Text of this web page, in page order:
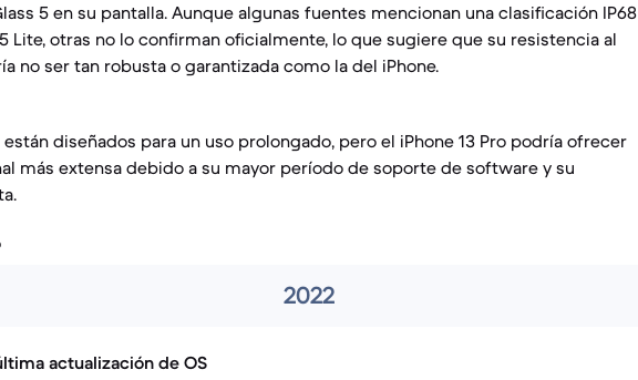
5 en su pantalla. Aunque algunas fuentes mencionan una clasificación IP68
Lite, otras no lo confirman oficialmente, lo que sugiere que su resistencia al
no ser tan robusta o garantizada como la del iPhone.
diseñados para un uso prolongado, pero el iPhone 13 Pro podría ofrecer
más extensa debido a su mayor período de soporte de software y su
2022
actualización de OS